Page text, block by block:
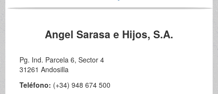
Angel Sarasa e Hijos, S.A.
Pg. Ind. Parcela 6, Sector 4
31261 Andosilla
Teléfono: (+34) 948 674 500